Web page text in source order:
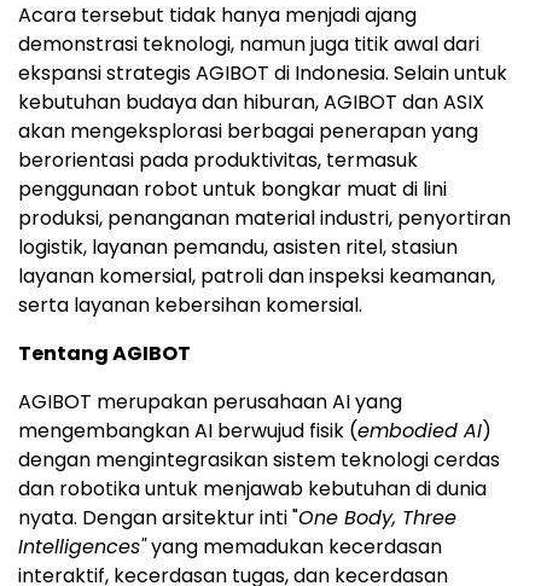
Acara tersebut tidak hanya menjadi ajang
demonstrasi teknologi, namun juga titik awal dari
ekspansi strategis AGIBOT di Indonesia. Selain untuk
kebutuhan budaya dan hiburan, AGIBOT dan ASIX
akan mengeksplorasi berbagai penerapan yang
berorientasi pada produktivitas, termasuk
penggunaan robot untuk bongkar muat di lini
produksi, penanganan material industri, penyortiran
logistik, layanan pemandu, asisten ritel, stasiun
layanan komersial, patroli dan inspeksi keamanan,
serta layanan kebersihan komersial.
Tentang AGIBOT
AGIBOT merupakan perusahaan AI yang
mengembangkan AI berwujud fisik (embodied AI)
dengan mengintegrasikan sistem teknologi cerdas
dan robotika untuk menjawab kebutuhan di dunia
nyata. Dengan arsitektur inti "One Body, Three
Intelligences"yang memadukan kecerdasan
interaktif, kecerdasan tugas, dan kecerdasan